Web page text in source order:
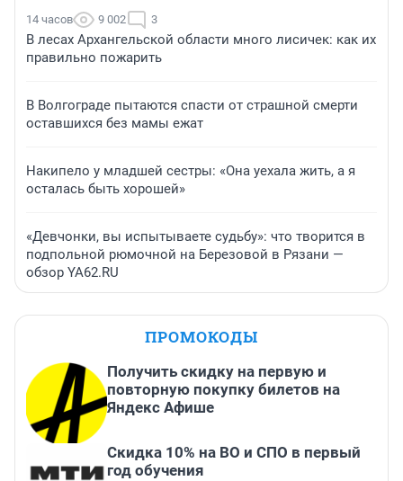
14 часов 9 002 3
В лесах Архангельской области много лисичек: как их
правильно пожарить
В Волгограде пытаются спасти от страшной смерти
оставшихся без мамы ежат
Накипело у младшей сестры: «Она уехала жить, а я
осталась быть хорошей»
«Девчонки, вы испытываете судьбу»: что творится в
подпольной рюмочной на Березовой в Рязани —
обзор YA62.RU
ПРОМОКОДЫ
Получить скидку на первую и
повторную покупку билетов на
Яндекс Афише
Скидка 10% на ВО и СПО в первый
год обучения